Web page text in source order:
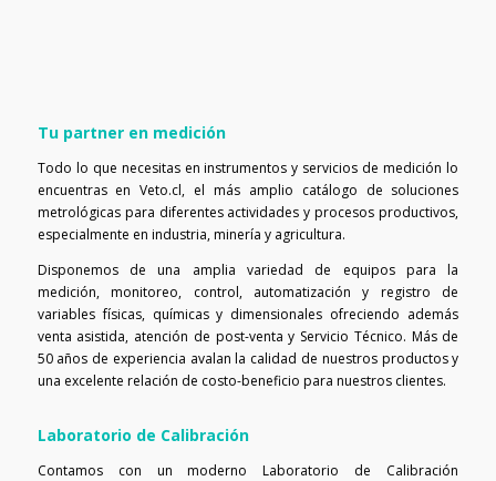
Tu partner en medición
Todo lo que necesitas en instrumentos y servicios de medición lo
encuentras en Veto.cl, el más amplio catálogo de soluciones
metrológicas para diferentes actividades y procesos productivos,
especialmente en industria, minería y agricultura.
Disponemos de una amplia variedad de equipos para la
medición, monitoreo, control, automatización y registro de
variables físicas, químicas y dimensionales ofreciendo además
venta asistida, atención de post-venta y Servicio Técnico. Más de
50 años de experiencia avalan la calidad de nuestros productos y
una excelente relación de costo-beneficio para nuestros clientes.
Laboratorio de Calibración
Contamos con un moderno Laboratorio de Calibración